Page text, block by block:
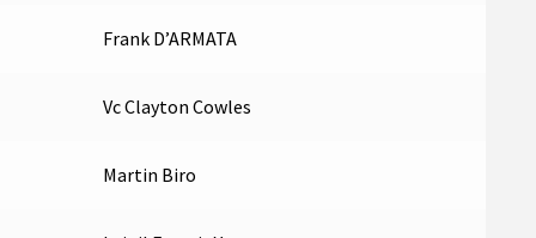
Frank D’ARMATA
Vc Clayton Cowles
Martin Biro